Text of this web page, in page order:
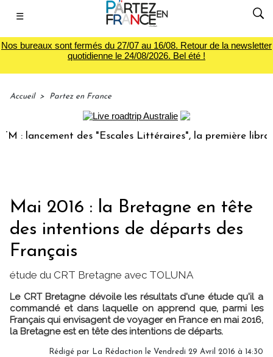
☰
Nos bureaux sont fermés du 27/07 au 16/08. Retour de la newsletter
quotidienne le 24/08/2026. Bel été !
Accueil > Partez en France
lancement des "Escales Littéraires", la première librairie
Mai 2016 : la Bretagne en tête
des intentions de départs des
Français
étude du CRT Bretagne avec TOLUNA
Le CRT Bretagne dévoile les résultats d'une étude qu'il a
commandé et dans laquelle on apprend que, parmi les
Français qui envisagent de voyager en France en mai 2016,
la Bretagne est en tête des intentions de départs.
Rédigé par La Rédaction le Vendredi 29 Avril 2016 à 14:30